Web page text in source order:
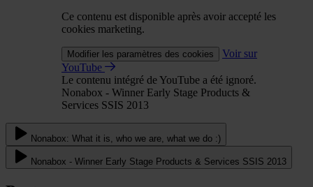
Ce contenu est disponible après avoir accepté les
cookies marketing.
Modifier les paramètres des cookies
Voir sur
YouTube
Le contenu intégré de YouTube a été ignoré.
Nonabox - Winner Early Stage Products &
Services SSIS 2013
Nonabox: What it is, who we are, what we do :)
Nonabox - Winner Early Stage Products & Services SSIS 2013